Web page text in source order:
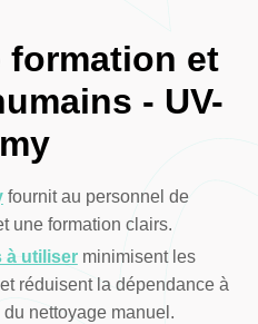
formation et
- UV-
fournit au personnel de
une formation clairs.
à utiliserminimisent les
réduisent la dépendance à
nettoyage manuel.